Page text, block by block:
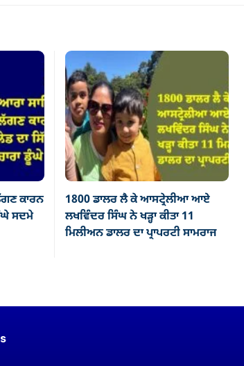
ਕਾਰਨ
ਸਦਮੇ
1800 ਡਾਲਰ ਲੈ ਕੇ ਆਸਟ੍ਰੇਲੀਆ ਆਏ
ਲਖਵਿੰਦਰ ਸਿੰਘ ਨੇ ਖੜ੍ਹਾ ਕੀਤਾ 11
ਮਿਲੀਅਨ ਡਾਲਰ ਦਾ ਪ੍ਰਾਪਰਟੀ ਸਾਮਰਾਜ